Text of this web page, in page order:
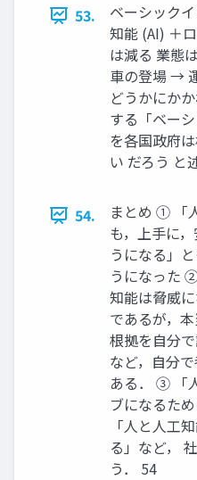
53.
ベーシック
知能 (AI) ＋
は減る 業態
車の登場 →
どうかにか
する「ベー
を各国政府
い だろう と
54.
まとめ ① 「
も，上手に
うになる」
うになった
知能は脅威
であるが，
根拠を自分
など，自分
ある． ③ 「
ブになるた
「人と人工
る」など，
う． 54